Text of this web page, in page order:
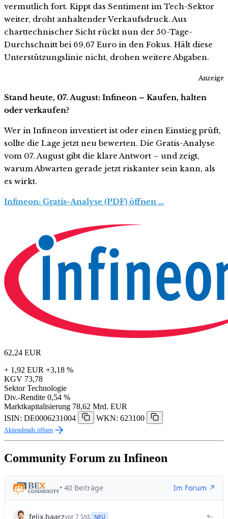
vermutlich fort. Kippt das Sentiment im Tech-Sektor
weiter, droht anhaltender Verkaufsdruck. Aus
charttechnischer Sicht rückt nun der 50-Tage-
Durchschnitt bei 69,67 Euro in den Fokus. Hält diese
Unterstützungslinie nicht, drohen weitere Abgaben.
Anzeige
Stand heute, 07. August: Infineon – Kaufen, halten
oder verkaufen?
Wer in Infineon investiert ist oder einen Einstieg prüft,
sollte die Lage jetzt neu bewerten. Die Gratis-Analyse
vom 07. August gibt die klare Antwort – und zeigt,
warum Abwarten gerade jetzt riskanter sein kann, als
es wirkt.
Infineon: Gratis-Analyse (PDF) öffnen …
62,24 EUR
+ 1,92 EUR +3,18 %
KGV 73,78
Sektor Technologie
Div.-Rendite 0,54 %
Marktkapitalisierung 78,62 Mrd. EUR
ISIN: DE0006231004
WKN: 623100
Aktiendetails öffnen
Community Forum zu Infineon